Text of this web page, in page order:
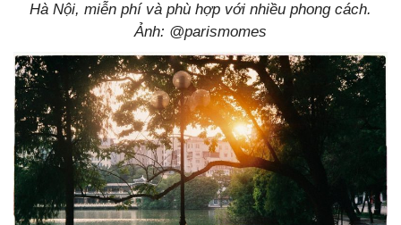
Hà Nội, miễn phí và phù hợp với nhiều phong cách.
Ảnh: @parismomes